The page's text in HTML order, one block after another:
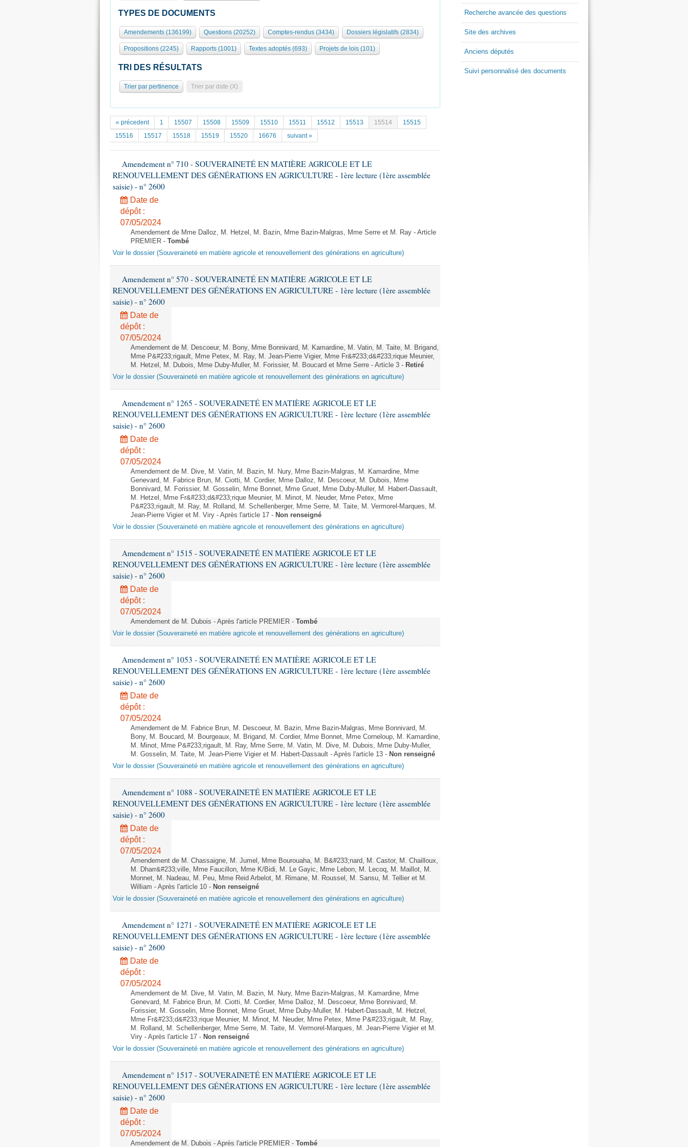
TYPES DE DOCUMENTS
Amendements (136199) Questions (20252) Comptes-rendus (3434) Dossiers législatifs (2834)
Propositions (2245) Rapports (1001) Textes adoptés (693) Projets de lois (101)
TRI DES RÉSULTATS
Trier par pertinence Trier par date (X)
« précedent 1 15507 15508 15509 15510 15511 15512 15513 15514
15515
15516
15517 15518 15519 15520 16676 suivant »
Amendement n° 710 - SOUVERAINETÉ EN MATIÈRE AGRICOLE ET LE
RENOUVELLEMENT DES GÉNÉRATIONS EN AGRICULTURE - 1ère lecture (1ère assemblée
saisie) - n° 2600
Date de
dépôt :
07/05/2024
Amendement de Mme Dalloz, M. Hetzel, M. Bazin, Mme Bazin-Malgras, Mme Serre et M. Ray - Article
PREMIER - Tombé
Voir le dossier (Souveraineté en matière agricole et renouvellement des générations en agriculture)
Amendement n° 570 - SOUVERAINETÉ EN MATIÈRE AGRICOLE ET LE
RENOUVELLEMENT DES GÉNÉRATIONS EN AGRICULTURE - 1ère lecture (1ère assemblée
saisie) - n° 2600
Date de
dépôt :
07/05/2024
Amendement de M. Descoeur, M. Bony, Mme Bonnivard, M. Kamardine, M. Vatin, M. Taite, M. Brigand,
Mme P&#233;rigault, Mme Petex, M. Ray, M. Jean-Pierre Vigier, Mme Fr&#233;d&#233;rique Meunier,
M. Hetzel, M. Dubois, Mme Duby-Muller, M. Forissier, M. Boucard et Mme Serre - Article 3 - Retiré
Voir le dossier (Souveraineté en matière agricole et renouvellement des générations en agriculture)
Amendement n° 1265 - SOUVERAINETÉ EN MATIÈRE AGRICOLE ET LE
RENOUVELLEMENT DES GÉNÉRATIONS EN AGRICULTURE - 1ère lecture (1ère assemblée
saisie) - n° 2600
Date de
dépôt :
07/05/2024
Amendement de M. Dive, M. Vatin, M. Bazin, M. Nury, Mme Bazin-Malgras, M. Kamardine, Mme
Genevard, M. Fabrice Brun, M. Ciotti, M. Cordier, Mme Dalloz, M. Descoeur, M. Dubois, Mme
Bonnivard, M. Forissier, M. Gosselin, Mme Bonnet, Mme Gruet, Mme Duby-Muller, M. Habert-Dassault,
M. Hetzel, Mme Fr&#233;d&#233;rique Meunier, M. Minot, M. Neuder, Mme Petex, Mme
P&#233;rigault, M. Ray, M. Rolland, M. Schellenberger, Mme Serre, M. Taite, M. Vermorel-Marques, M.
Jean-Pierre Vigier et M. Viry - Après l'article 17 - Non renseigné
Voir le dossier (Souveraineté en matière agricole et renouvellement des générations en agriculture)
Amendement n° 1515 - SOUVERAINETÉ EN MATIÈRE AGRICOLE ET LE
RENOUVELLEMENT DES GÉNÉRATIONS EN AGRICULTURE - 1ère lecture (1ère assemblée
saisie) - n° 2600
Date de
dépôt :
07/05/2024
Amendement de M. Dubois - Après l'article PREMIER - Tombé
Voir le dossier (Souveraineté en matière agricole et renouvellement des générations en agriculture)
Amendement n° 1053 - SOUVERAINETÉ EN MATIÈRE AGRICOLE ET LE
RENOUVELLEMENT DES GÉNÉRATIONS EN AGRICULTURE - 1ère lecture (1ère assemblée
saisie) - n° 2600
Date de
dépôt :
07/05/2024
Amendement de M. Fabrice Brun, M. Descoeur, M. Bazin, Mme Bazin-Malgras, Mme Bonnivard, M.
Bony, M. Boucard, M. Bourgeaux, M. Brigand, M. Cordier, Mme Bonnet, Mme Corneloup, M. Kamardine,
M. Minot, Mme P&#233;rigault, M. Ray, Mme Serre, M. Vatin, M. Dive, M. Dubois, Mme Duby-Muller,
M. Gosselin, M. Taite, M. Jean-Pierre Vigier et M. Habert-Dassault - Après l'article 13 - Non renseigné
Voir le dossier (Souveraineté en matière agricole et renouvellement des générations en agriculture)
Amendement n° 1088 - SOUVERAINETÉ EN MATIÈRE AGRICOLE ET LE
RENOUVELLEMENT DES GÉNÉRATIONS EN AGRICULTURE - 1ère lecture (1ère assemblée
saisie) - n° 2600
Date de
dépôt :
07/05/2024
Amendement de M. Chassaigne, M. Jumel, Mme Bourouaha, M. B&#233;nard, M. Castor, M. Chailloux,
M. Dharr&#233;ville, Mme Faucillon, Mme K/Bidi, M. Le Gayic, Mme Lebon, M. Lecoq, M. Maillot, M.
Monnet, M. Nadeau, M. Peu, Mme Reid Arbelot, M. Rimane, M. Roussel, M. Sansu, M. Tellier et M.
William - Après l'article 10 - Non renseigné
Voir le dossier (Souveraineté en matière agricole et renouvellement des générations en agriculture)
Amendement n° 1271 - SOUVERAINETÉ EN MATIÈRE AGRICOLE ET LE
RENOUVELLEMENT DES GÉNÉRATIONS EN AGRICULTURE - 1ère lecture (1ère assemblée
saisie) - n° 2600
Date de
dépôt :
07/05/2024
Amendement de M. Dive, M. Vatin, M. Bazin, M. Nury, Mme Bazin-Malgras, M. Kamardine, Mme
Genevard, M. Fabrice Brun, M. Ciotti, M. Cordier, Mme Dalloz, M. Descoeur, Mme Bonnivard, M.
Forissier, M. Gosselin, Mme Bonnet, Mme Gruet, Mme Duby-Muller, M. Habert-Dassault, M. Hetzel,
Mme Fr&#233;d&#233;rique Meunier, M. Minot, M. Neuder, Mme Petex, Mme P&#233;rigault, M. Ray,
M. Rolland, M. Schellenberger, Mme Serre, M. Taite, M. Vermorel-Marques, M. Jean-Pierre Vigier et M.
Viry - Après l'article 17 - Non renseigné
Voir le dossier (Souveraineté en matière agricole et renouvellement des générations en agriculture)
Amendement n° 1517 - SOUVERAINETÉ EN MATIÈRE AGRICOLE ET LE
RENOUVELLEMENT DES GÉNÉRATIONS EN AGRICULTURE - 1ère lecture (1ère assemblée
saisie) - n° 2600
Date de
dépôt :
07/05/2024
Amendement de M. Dubois - Après l'article PREMIER - Tombé
Recherche avancée des questions
Site des archives
Anciens députés
Suivi personnalisé des documents